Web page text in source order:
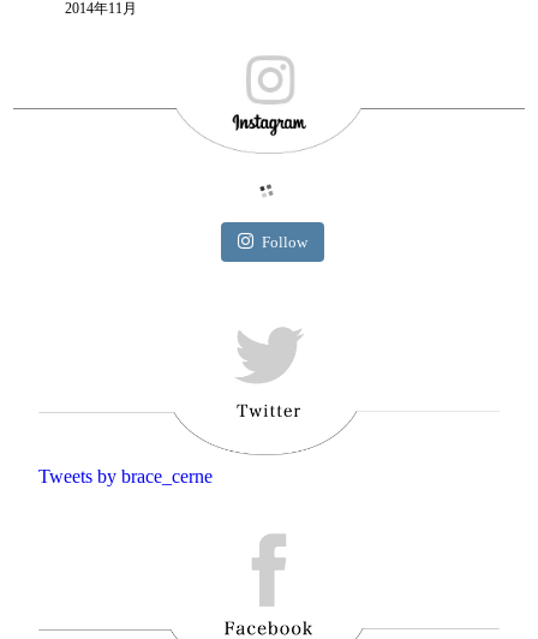
2014年11月
Follow
Tweets by brace_cerne